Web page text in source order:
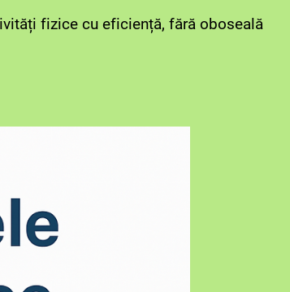
fizice cu eficiență, fără oboseală